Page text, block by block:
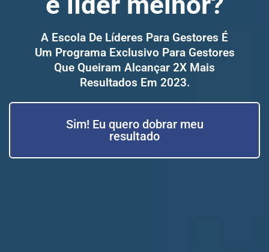
A Escola De Líderes Para Gestores É
Um Programa Exclusivo Para Gestores
Que Queiram Alcançar 2X Mais
Resultados Em 2023.
Sim! Eu quero dobrar meu
resultado